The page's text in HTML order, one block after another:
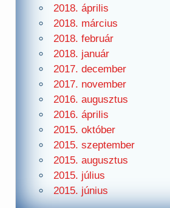
2018. április
2018. március
2018. február
2018. január
2017. december
2017. november
2016. augusztus
2016. április
2015. október
2015. szeptember
2015. augusztus
2015. július
2015. június